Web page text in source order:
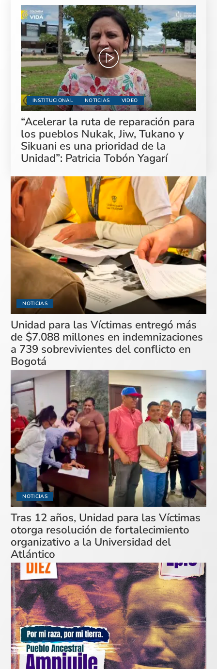
INSTITUCIONAL NOTICIAS VIDEO
“Acelerar la ruta de reparación para
los pueblos Nukak, Jiw, Tukano y
Sikuani es una prioridad de la
Unidad”: Patricia Tobón Yagarí
NOTICIAS
Unidad para las Víctimas entregó más
de $7.088 millones en indemnizaciones
a 739 sobrevivientes del conflicto en
Bogotá
NOTICIAS
Tras 12 años, Unidad para las Víctimas
otorga resolución de fortalecimiento
organizativo a la Universidad del
Atlántico